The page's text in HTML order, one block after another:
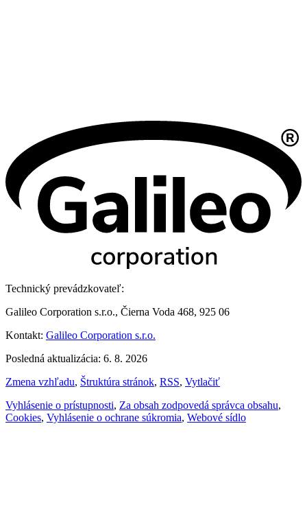
Technický prevádzkovateľ:
Galileo Corporation s.r.o., Čierna Voda 468, 925 06
Kontakt: Galileo Corporation s.r.o.
Posledná aktualizácia: 6. 8. 2026
Zmena vzhľadu, Štruktúra stránok, RSS, Vytlačiť
Vyhlásenie o prístupnosti, Za obsah zodpovedá správca obsahu,
Cookies, Vyhlásenie o ochrane súkromia, Webové sídlo